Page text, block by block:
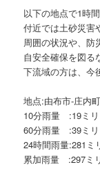
以下の地点で1時
付近では土砂災害
周囲の状況や、防
自安全確保を図る
下流域の方は、今
地点:由布市-庄内
10分雨量 :19ミリ
60分雨量 :39ミリ
24時間雨量:281ミ
累加雨量 :297ミ